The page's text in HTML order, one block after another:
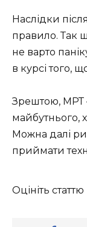
Наслідки
правило. Так
не варто
в курсі того,
Зрештою, МРТ
майбутнього,
Можна далі
приймати
Оцініть статтю